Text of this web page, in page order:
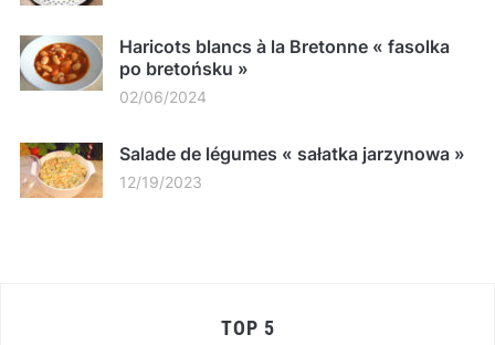
Haricots blancs à la Bretonne « fasolka
po bretońsku »
02/06/2024
Salade de légumes « sałatka jarzynowa »
12/19/2023
TOP 5